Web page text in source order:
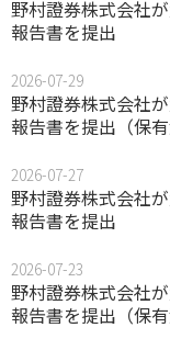
野村證券株式会社
報告書を提出
2026-07-29
野村證券株式会社
報告書を提出（保有
2026-07-27
野村證券株式会社
報告書を提出
2026-07-23
野村證券株式会社
報告書を提出（保有